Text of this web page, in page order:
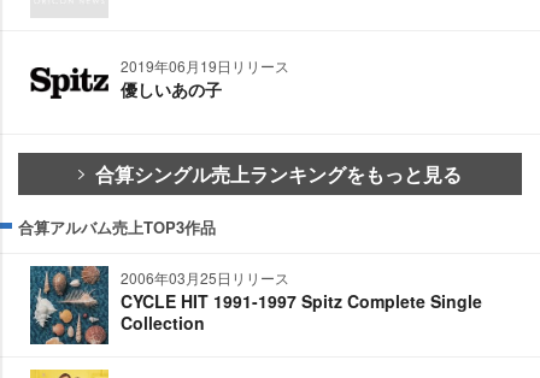
2019年06月19日リリース
優しいあの子
合算シングル売上ランキングをもっと見る
合算アルバム売上TOP3作品
2006年03月25日リリース
CYCLE HIT 1991-1997 Spitz Complete Single
Collection